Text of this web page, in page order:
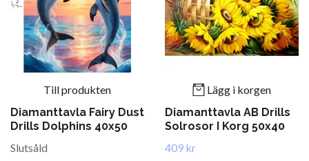
Till produkten
Diamanttavla Fairy Dust
Drills Dolphins 40x50
Slutsåld
Lägg i korgen
Diamanttavla AB Drills
Solrosor I Korg 50x40
409 kr